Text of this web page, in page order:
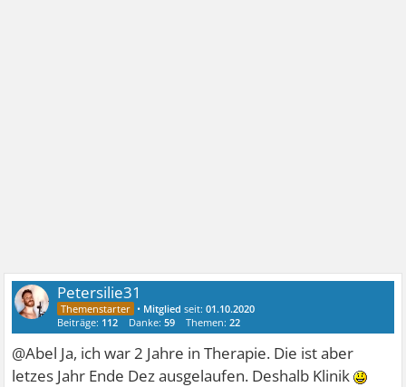
Petersilie31
• Mitglied seit:01.10.2020
Beiträge: 112 Danke:59 Themen:22
@Abel Ja, ich war 2 Jahre in Therapie. Die ist aber
letzes Jahr Ende Dez ausgelaufen. Deshalb Klinik